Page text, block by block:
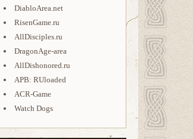
DiabloArea.net
RisenGame.ru
AllDisciples.ru
DragonAge-area
AllDishonored.ru
APB: RUloaded
ACR-Game
Watch Dogs